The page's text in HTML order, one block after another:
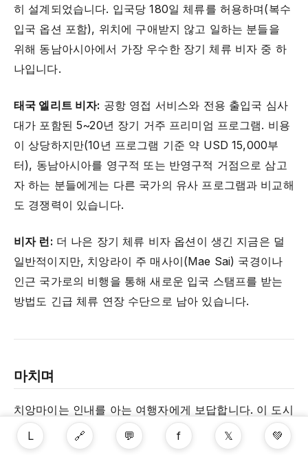
히 설계되었습니다. 입국당 180일 체류를 허용하며(복수
입국 옵션 포함), 위치에 구애받지 않고 일하는 분들을
위해 동남아시아에서 가장 우수한 장기 체류 비자 중 하
나입니다.
태국 엘리트 비자: 공항 영접 서비스와 전용 출입국 심사
대가 포함된 5~20년 장기 거주 프리미엄 프로그램. 비용
이 상당하지만(10년 프로그램 기준 약 USD 15,000부
터), 동남아시아를 영구적 또는 반영구적 거점으로 삼고
자 하는 분들에게는 다른 국가의 유사 프로그램과 비교해
도 경쟁력이 있습니다.
비자 런: 더 나은 장기 체류 비자 옵션이 생긴 지금은 덜
일반적이지만, 치앙라이 주 매사이(Mae Sai) 국경이나
인근 국가로의 비행을 통해 새로운 입국 스탬프를 받는
방법도 긴급 체류 연장 수단으로 남아 있습니다.
마치며
치앙마이는 인내를 아는 여행자에게 보답합니다. 이 도시
의 최고의 경험들, 황금빛 아침 햇살 속에서 탁발하는 스
님을 지켜보는 것, 사원 경내 숨겨진 채식 식당을 발견하
L 🔗 💬 f 𝕏 💚